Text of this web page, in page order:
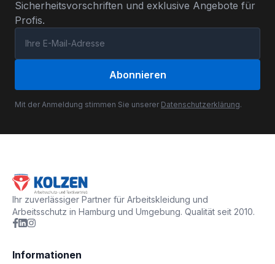
Sicherheitsvorschriften und exklusive Angebote für
Profis.
Abonnieren
Mit der Anmeldung stimmen Sie unserer Datenschutzerklärung.
Ihr zuverlässiger Partner für Arbeitskleidung und
Arbeitsschutz in Hamburg und Umgebung. Qualität seit 2010.
Informationen